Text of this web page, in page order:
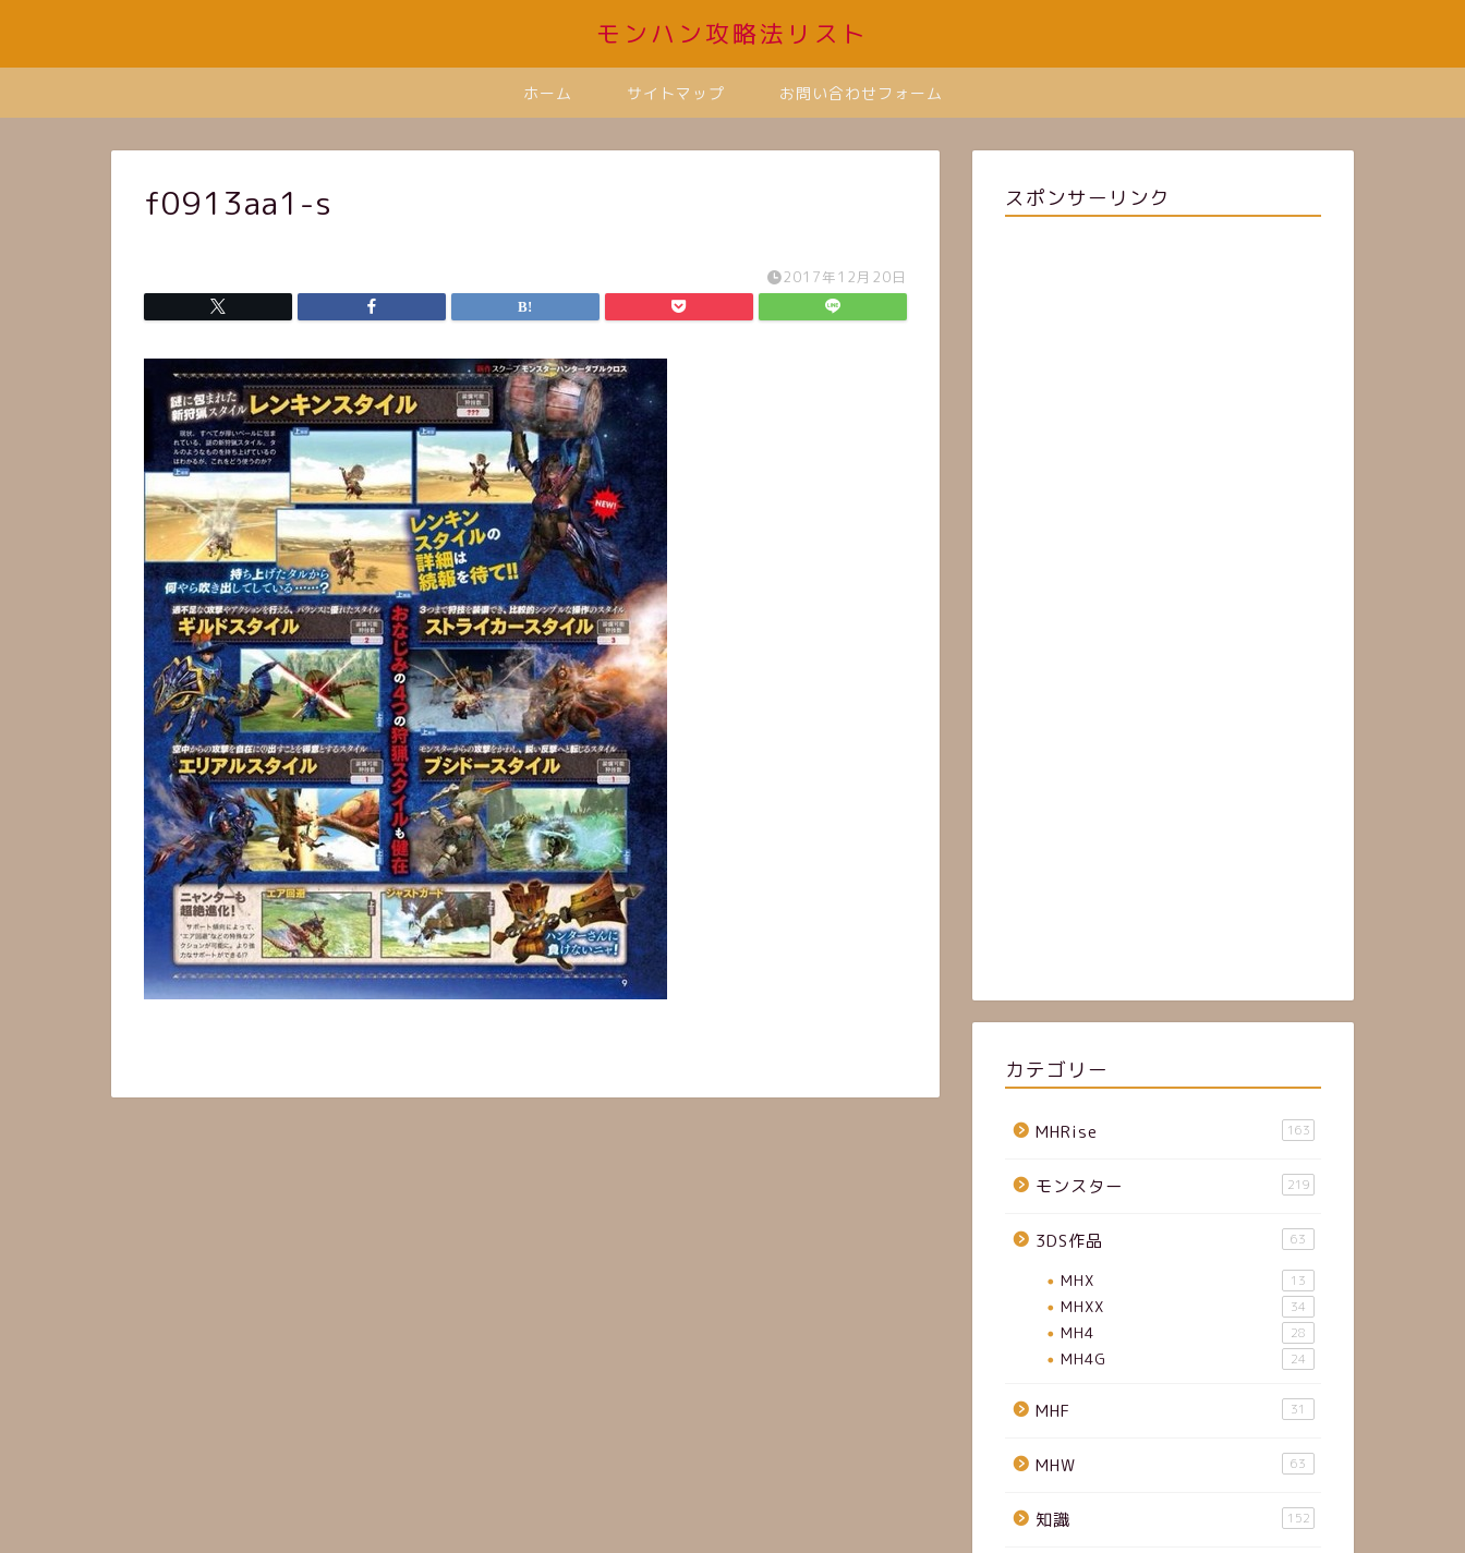
モンハン攻略法リスト
ホーム サイトマップ お問い合わせフォーム
f0913aa1-s
2017年12月20日
スポンサーリンク
カテゴリー
MHRise 163
モンスター 219
3DS作品 63
MHX 13
MHXX 34
MH4 28
MH4G 24
MHF 31
MHW 63
知識 152